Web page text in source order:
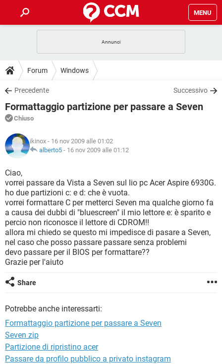
MENU
INTRATTENIMENTO
iOS
INSTAGRAM WHATSAPP
TIKTOK
HARDWARE
GUIDE
COVID-19
iOS
INSTAGRAM
TIKTOK FACEBOOK
DOWNLOAD
COVID-19 GAMING
INTRATTENIMENTO
iOS
INSTAGRAM
TIKTOK
HARDWARE
FORUM
COVID-19
INTRATTENIMENTO ANDROID
INSTAGRAM WHATSAPP
TIKTOK FACEBOOK
HARDWARE
GLOSSARIO
COVID-19
INTRATTENIMENTO
iOS WINDOWS 10
INSTAGRAM WHATSAPP
TIKTOK FACEBOOK
HARDWARE
Forum Windows
Precedente Successivo
Formattaggio partizione per passare a Seven
Chiuso
ikinox - 16 nov 2009 alle 01:02
alberto5 - 16 nov 2009 alle 01:12
Ciao,
vorrei passare da Vista a Seven sul lio pc Acer Aspire 6930G.
ho due partizioni c: e d: che è vuota.
vorrei formattare C per metterci Seven ma qualche giorno fa
a causa dei dubbi di "bluescreen" il mio lettore e: è sparito e
percio non riconosce il lettore di CDROM!!
allora mi chiedo se questo mi impedisce di pasare a Seven,
nel caso che posso passare passare senza problemi
devo passare per il BIOS per formattare??
Grazie per l'aiuto
Share
Potrebbe anche interessarti:
Formattaggio partizione per passare a Seven
Seven zip
Partizione di ripristino acer
Passare da profilo pubblico a privato instagram